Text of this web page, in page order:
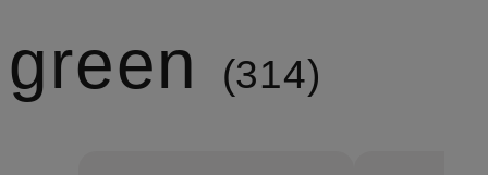
green
314